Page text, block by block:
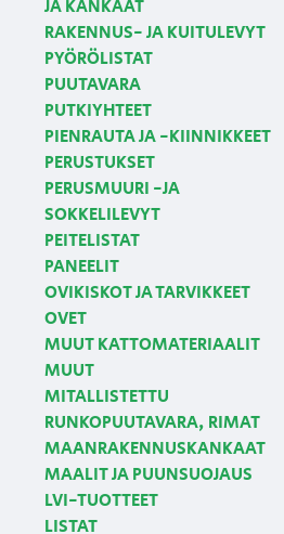
JA KANKAAT
RAKENNUS- JA KUITULEVYT
PYÖRÖLISTAT
PUUTAVARA
PUTKIYHTEET
PIENRAUTA JA -KIINNIKKEET
PERUSTUKSET
PERUSMUURI -JA
SOKKELILEVYT
PEITELISTAT
PANEELIT
OVIKISKOT JA TARVIKKEET
OVET
MUUT KATTOMATERIAALIT
MUUT
MITALLISTETTU
RUNKOPUUTAVARA, RIMAT
MAANRAKENNUSKANKAAT
MAALIT JA PUUNSUOJAUS
LVI-TUOTTEET
LISTAT